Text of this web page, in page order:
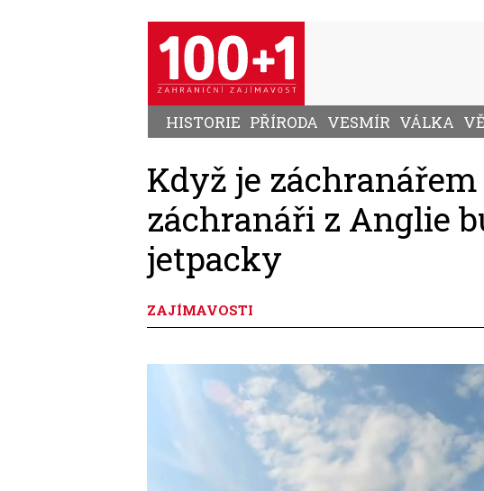
HISTORIE PŘÍRODA VESMÍR VÁLKA
Když je
záchranáři z Anglie
jetpacky
ZAJÍMAVOSTI